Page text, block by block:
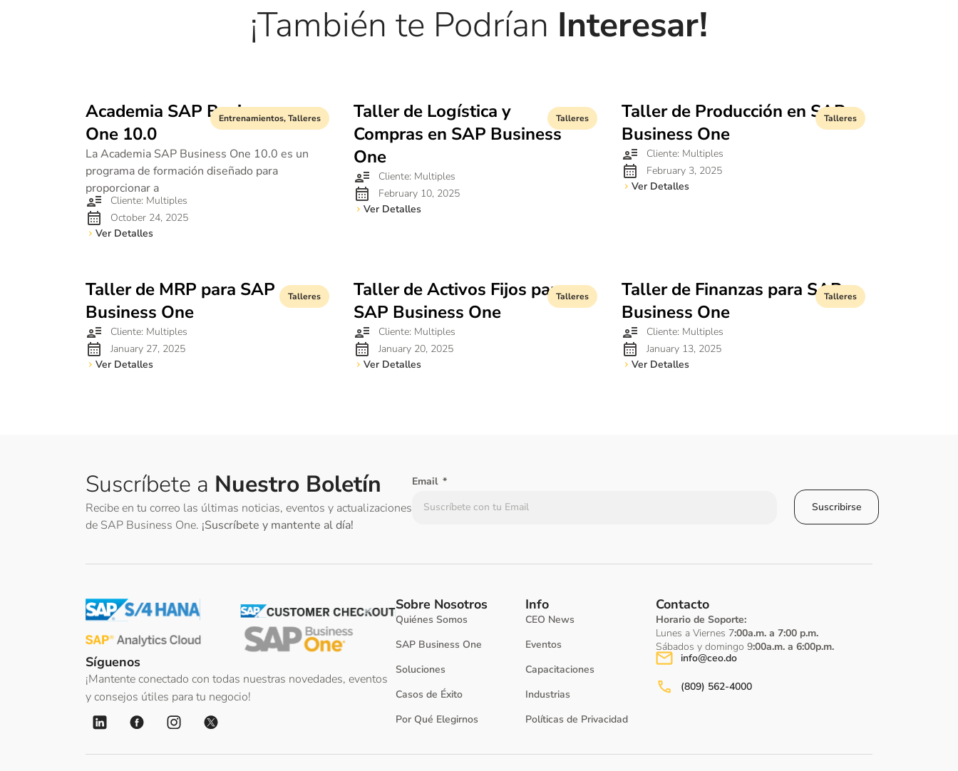
¡También te Podrían Interesar!
Entrenamientos,Talleres
Academia SAP Business
One 10.0
La Academia SAP Business One 10.0 es un
programa de formación diseñado para
proporcionar a
Cliente: Multiples
October 24, 2025
Ver Detalles
Talleres
Taller de Logística y
Compras en SAP Business
One
Cliente: Multiples
February 10, 2025
Ver Detalles
Talleres
Taller de Producción en SAP
Business One
Cliente: Multiples
February 3, 2025
Ver Detalles
Talleres
Taller de MRP para SAP
Business One
Cliente: Multiples
January 27, 2025
Ver Detalles
Talleres
Taller de Activos Fijos para
SAP Business One
Cliente: Multiples
January 20, 2025
Ver Detalles
Talleres
Taller de Finanzas para SAP
Business One
Cliente: Multiples
January 13, 2025
Ver Detalles
Suscríbete a Nuestro Boletín
Recibe en tu correo las últimas noticias, eventos y actualizaciones
de SAP Business One. ¡Suscríbete y mantente al día!
Email
Suscribirse
Síguenos
¡Mantente conectado con todas nuestras novedades, eventos
y consejos útiles para tu negocio!
Sobre Nosotros
Quiénes Somos
SAP Business One
Soluciones
Casos de Éxito
Por Qué Elegirnos
Info
CEO News
Eventos
Capacitaciones
Industrias
Políticas de Privacidad
Contacto
Horario de Soporte:
Lunes a Viernes 7:00a.m. a 7:00 p.m.
Sábados y domingo 9:00a.m. a 6:00p.m.
info@ceo.do
(809) 562-4000